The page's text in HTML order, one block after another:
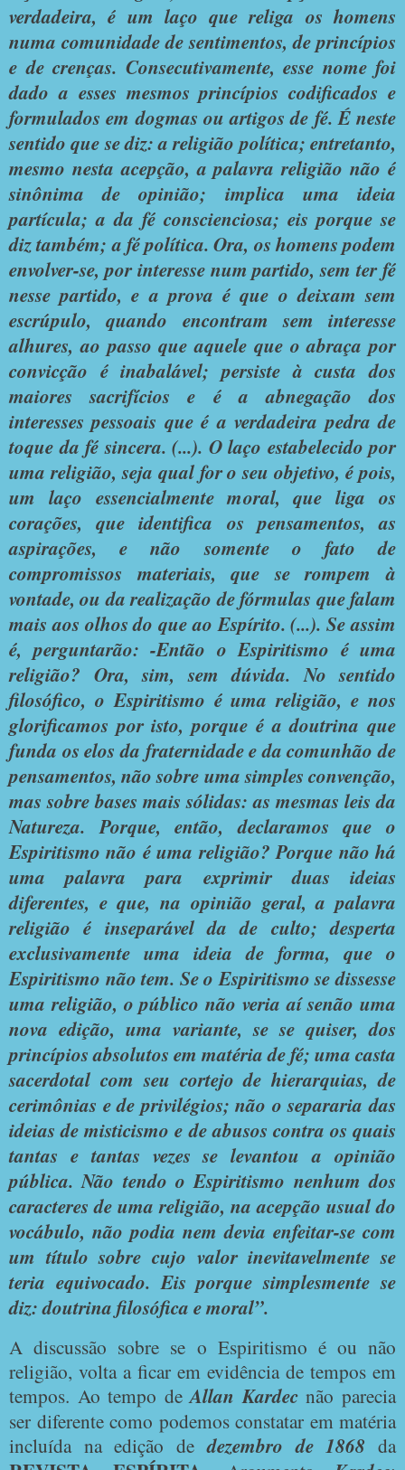
verdadeira, é um laço que religa os homens
numa comunidade de sentimentos, de princípios
e de crenças. Consecutivamente, esse nome foi
dado a esses mesmos princípios codificados e
formulados em dogmas ou artigos de fé. É neste
sentido que se diz: a religião política; entretanto,
mesmo nesta acepção, a palavra religião não é
sinônima de opinião; implica uma ideia
partícula; a da fé conscienciosa; eis porque se
diz também; a fé política. Ora, os homens podem
envolver-se, por interesse num partido, sem ter fé
nesse partido, e a prova é que o deixam sem
escrúpulo, quando encontram sem interesse
alhures, ao passo que aquele que o abraça por
convicção é inabalável; persiste à custa dos
maiores sacrifícios e é a abnegação dos
interesses pessoais que é a verdadeira pedra de
toque da fé sincera. (...). O laço estabelecido por
uma religião, seja qual for o seu objetivo, é pois,
um laço essencialmente moral, que liga os
corações, que identifica os pensamentos, as
aspirações, e não somente o fato de
compromissos materiais, que se rompem à
vontade, ou da realização de fórmulas que falam
mais aos olhos do que ao Espírito. (...). Se assim
é, perguntarão: -Então o Espiritismo é uma
religião? Ora, sim, sem dúvida. No sentido
filosófico, o Espiritismo é uma religião, e nos
glorificamos por isto, porque é a doutrina que
funda os elos da fraternidade e da comunhão de
pensamentos, não sobre uma simples convenção,
mas sobre bases mais sólidas: as mesmas leis da
Natureza. Porque, então, declaramos que o
Espiritismo não é uma religião? Porque não há
uma palavra para exprimir duas ideias
diferentes, e que, na opinião geral, a palavra
religião é inseparável da de culto; desperta
exclusivamente uma ideia de forma, que o
Espiritismo não tem. Se o Espiritismo se dissesse
uma religião, o público não veria aí senão uma
nova edição, uma variante, se se quiser, dos
princípios absolutos em matéria de fé; uma casta
sacerdotal com seu cortejo de hierarquias, de
cerimônias e de privilégios; não o separaria das
ideias de misticismo e de abusos contra os quais
tantas e tantas vezes se levantou a opinião
pública. Não tendo o Espiritismo nenhum dos
caracteres de uma religião, na acepção usual do
vocábulo, não podia nem devia enfeitar-se com
um título sobre cujo valor inevitavelmente se
teria equivocado. Eis porque simplesmente se
diz: doutrina filosófica e moral”.
A discussão sobre se o Espiritismo é ou não
religião, volta a ficar em evidência de tempos em
tempos. Ao tempo deAllan Kardecnão parecia
ser diferente como podemos constatar em matéria
incluída na edição dedezembro de 1868 da